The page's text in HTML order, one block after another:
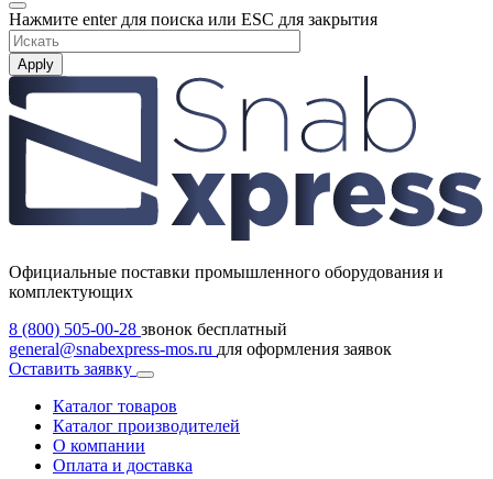
Нажмите enter для поиска или ESC для закрытия
Apply
Официальные поставки промышленного оборудования и
комплектующих
8 (800) 505-00-28 звонок бесплатный
general@snabexpress-mos.ru для оформления заявок
Оставить заявку
Каталог товаров
Каталог производителей
О компании
Оплата и доставка